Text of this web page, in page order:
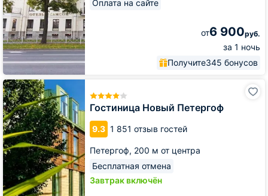
Оплата на сайте
от6 900руб.
за 1 ночь
Получите345 бонусов
Гостиница Новый Петергоф
9.3 1 851 отзыв гостей
Петергоф, 200 м от центра
Бесплатная отмена
Завтрак включён
Гостиница
Новый
Петергоф